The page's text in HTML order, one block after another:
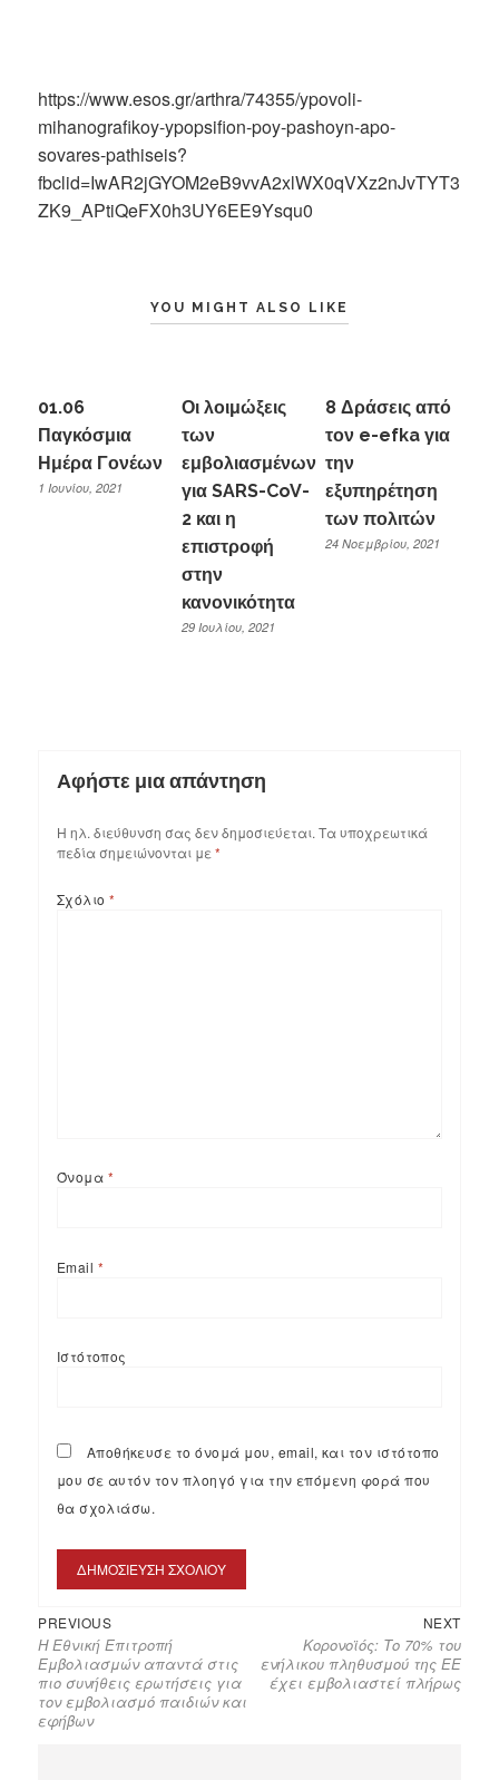
https://www.esos.gr/arthra/74355/ypovoli-
mihanografikoy-ypopsifion-poy-pashoyn-apo-
sovares-pathiseis?
fbclid=IwAR2jGYOM2eB9vvA2xlWX0qVXz2nJvTYT3
ZK9_APtiQeFX0h3UY6EE9Ysqu0
YOU MIGHT ALSO LIKE
01.06
Παγκόσμια
Ημέρα Γονέων
1 Ιουνίου, 2021
Οι λοιμώξεις
των
εμβολιασμένων
για SARS-CoV-
2 και η
επιστροφή
στην
κανονικότητα
29 Ιουλίου, 2021
8 Δράσεις από
τον e-efka για
την
εξυπηρέτηση
των πολιτών
24 Νοεμβρίου, 2021
Αφήστε μια απάντηση
Η ηλ. διεύθυνση σας δεν δημοσιεύεται. Τα υποχρεωτικά
πεδία σημειώνονται με *
Σχόλιο *
Όνομα *
Email *
Ιστότοπος
Αποθήκευσε το όνομά μου, email, και τον ιστότοπο
μου σε αυτόν τον πλοηγό για την επόμενη φορά που
θα σχολιάσω.
PREVIOUS
H Εθνική Επιτροπή
Εμβολιασμών απαντά στις
πιο συνήθεις ερωτήσεις για
τον εμβολιασμό παιδιών και
εφήβων
NEXT
Κορονοϊός: Tο 70% του
ενήλικου πληθυσμού της ΕΕ
έχει εμβολιαστεί πλήρως